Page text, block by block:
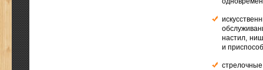
настил,
и